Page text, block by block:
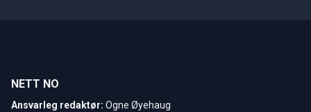
NETT NO
Ansvarleg redaktør: Ogne Øyehaug